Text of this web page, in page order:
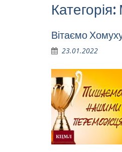
Категорія:
Вітаємо
23.01.2022